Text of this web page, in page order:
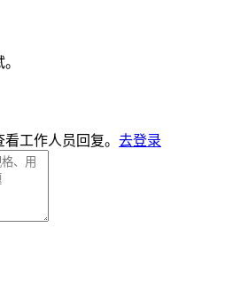
工作人员回复。 去登录